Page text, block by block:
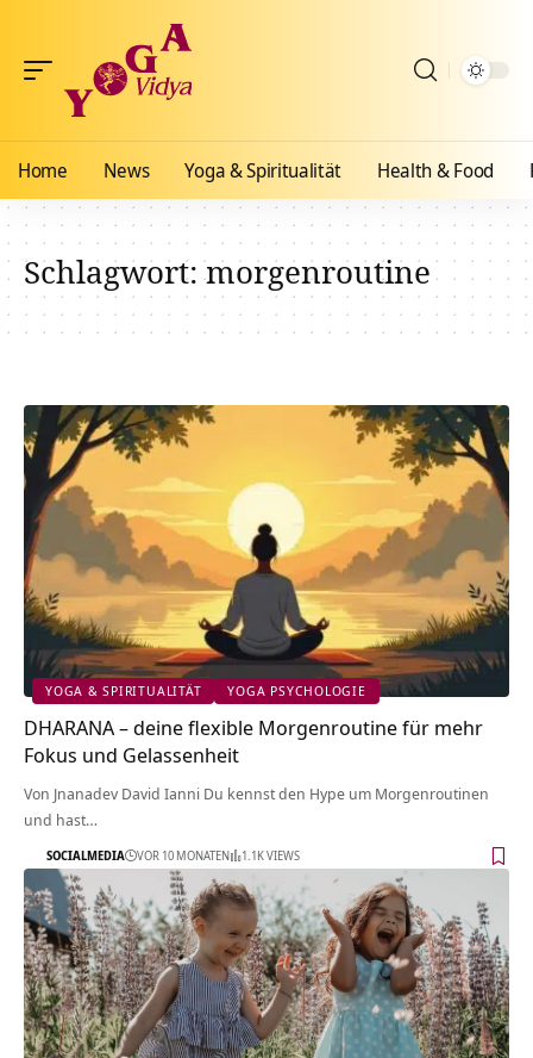
Home News Yoga & Spiritualität Health & Food
Schlagwort:morgenroutine
YOGA & SPIRITUALITÄT YOGA PSYCHOLOGIE
DHARANA – deine flexible Morgenroutine für mehr
Fokus und Gelassenheit
Von Jnanadev David Ianni Du kennst den Hype um Morgenroutinen
und hast…
SOCIALMEDIA VOR 10 MONATEN 1.1K VIEWS